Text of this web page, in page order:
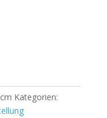
Kategorien: